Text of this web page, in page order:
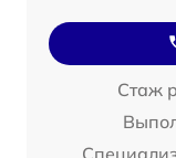
Стаж